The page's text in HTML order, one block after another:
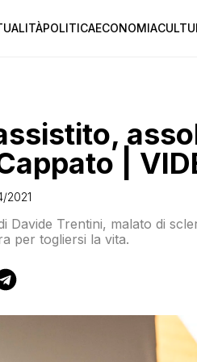
POLITICAECONOMIA
|
2021
Davide Trentini, malato di
per togliersi la vita.